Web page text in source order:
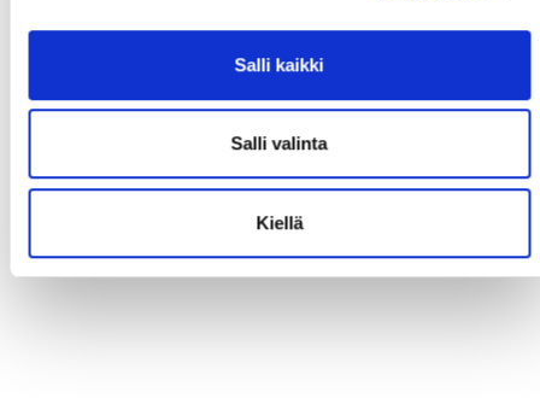
Salli kaikki
Salli valinta
Kiellä